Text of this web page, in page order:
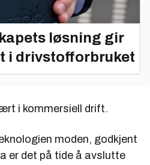
løsning gir
i drivstofforbruket
i kommersiell drift.
moden, godkjent
er det på tide å avslutte